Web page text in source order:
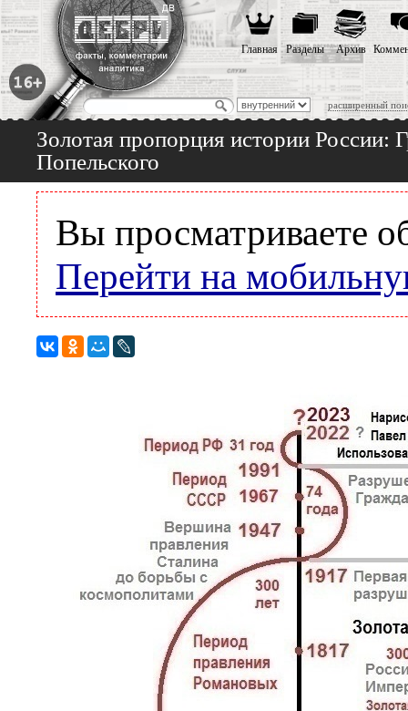
расширенный
Главная Разделы Архив
Золотая пропорция истории
Попельского
Вы просматриваете
Перейти на